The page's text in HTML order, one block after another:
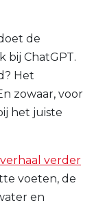
de
bij ChatGPT.
Het
zowaar, voor
het juiste
verder
voeten, de
en